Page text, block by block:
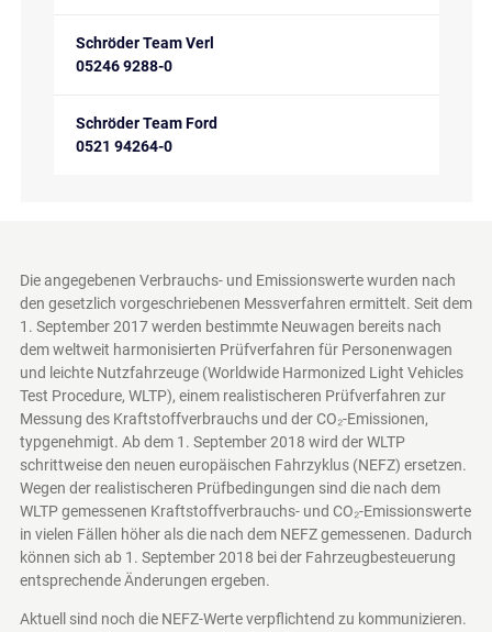
Schröder Team Verl
05246 9288-0
Schröder Team Ford
0521 94264-0
Die angegebenen Verbrauchs- und Emissionswerte wurden nach
den gesetzlich vorgeschriebenen Messverfahren ermittelt. Seit dem
1. September 2017 werden bestimmte Neuwagen bereits nach
dem weltweit harmonisierten Prüfverfahren für Personenwagen
und leichte Nutzfahrzeuge (Worldwide Harmonized Light Vehicles
Test Procedure, WLTP), einem realistischeren Prüfverfahren zur
Messung des Kraftstoffverbrauchs und der CO₂-Emissionen,
typgenehmigt. Ab dem 1. September 2018 wird der WLTP
schrittweise den neuen europäischen Fahrzyklus (NEFZ) ersetzen.
Wegen der realistischeren Prüfbedingungen sind die nach dem
WLTP gemessenen Kraftstoffverbrauchs- und CO₂-Emissionswerte
in vielen Fällen höher als die nach dem NEFZ gemessenen. Dadurch
können sich ab 1. September 2018 bei der Fahrzeugbesteuerung
entsprechende Änderungen ergeben.
Aktuell sind noch die NEFZ-Werte verpflichtend zu kommunizieren.